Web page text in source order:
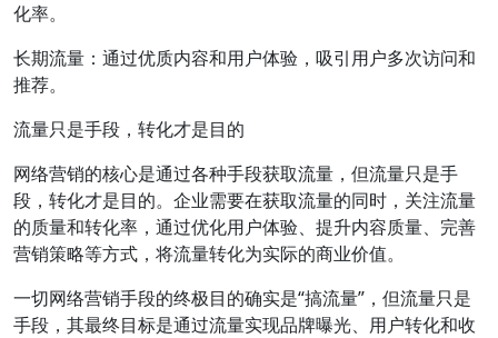
化率。
长期流量：通过优质内容和用户体验，吸引用户多次访问和
推荐。
流量只是手段，转化才是目的
网络营销的核心是通过各种手段获取流量，但流量只是手
段，转化才是目的。企业需要在获取流量的同时，关注流量
的质量和转化率，通过优化用户体验、提升内容质量、完善
营销策略等方式，将流量转化为实际的商业价值。
一切网络营销手段的终极目的确实是“搞流量”，但流量只是
手段，其最终目标是通过流量实现品牌曝光、用户转化和收